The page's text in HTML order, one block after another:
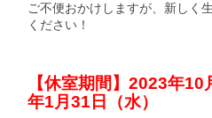
ご不便おかけしますが、新しく
ください！
【休室期間】2023年
年1月31日（水）